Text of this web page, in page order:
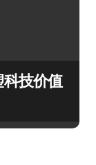
技价值